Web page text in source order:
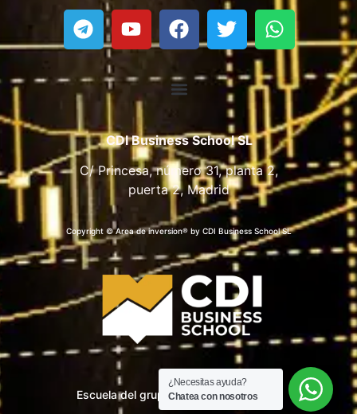
CDI Business School SL
C/ Princesa, número 31, planta 2,
puerta 2, Madrid
Copyright © Area de inversion® by CDI Business School SL
Escuela del grupo CDI Business School
¿Necesitas ayuda?
Chatea con nosotros